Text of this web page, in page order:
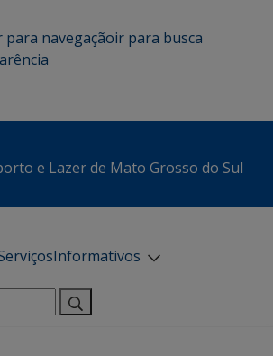
para navegaçãoir para busca
e Lazer de Mato Grosso do Sul
Informativos